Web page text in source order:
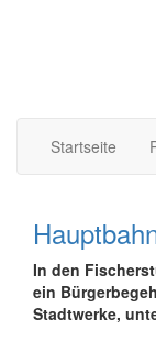
Startseite
In den
ein
Stadtwerke,